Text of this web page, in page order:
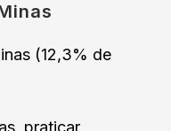
(12,3% de
praticar